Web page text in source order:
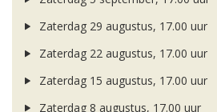
Zaterdag 29 augustus, 17.00 uur
Zaterdag 22 augustus, 17.00 uur
Zaterdag 15 augustus, 17.00 uur
Zaterdag 8 augustus, 17.00 uur